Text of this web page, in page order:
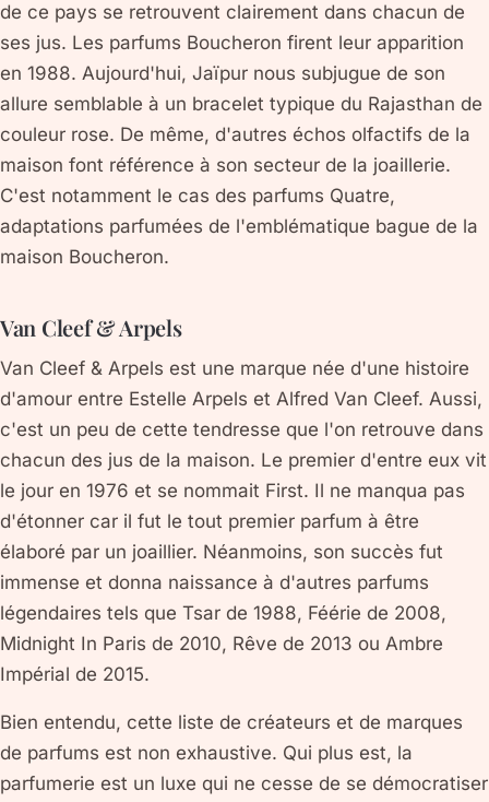
de ce pays se retrouvent clairement dans chacun de
ses jus. Les parfums Boucheron firent leur apparition
en 1988. Aujourd'hui, Jaïpur nous subjugue de son
allure semblable à un bracelet typique du Rajasthan de
couleur rose. De même, d'autres échos olfactifs de la
maison font référence à son secteur de la joaillerie.
C'est notamment le cas des parfums Quatre,
adaptations parfumées de l'emblématique bague de la
maison Boucheron.
Van Cleef & Arpels
Van Cleef & Arpels est une marque née d'une histoire
d'amour entre Estelle Arpels et Alfred Van Cleef. Aussi,
c'est un peu de cette tendresse que l'on retrouve dans
chacun des jus de la maison. Le premier d'entre eux vit
le jour en 1976 et se nommait First. Il ne manqua pas
d'étonner car il fut le tout premier parfum à être
élaboré par un joaillier. Néanmoins, son succès fut
immense et donna naissance à d'autres parfums
légendaires tels que Tsar de 1988, Féérie de 2008,
Midnight In Paris de 2010, Rêve de 2013 ou Ambre
Impérial de 2015.
Bien entendu, cette liste de créateurs et de marques
de parfums est non exhaustive. Qui plus est, la
parfumerie est un luxe qui ne cesse de se démocratiser